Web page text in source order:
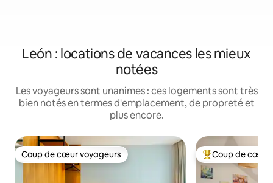
León : locations de vacances les mieux
notées
Les voyageurs sont unanimes : ces logements sont très
bien notés en termes d'emplacement, de propreté et
plus encore.
Coup de cœur voyageurs
Coup de cœur voyageurs Coups de cœur
Coup de cœur